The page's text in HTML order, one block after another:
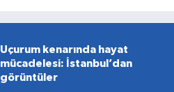
Uçurum kenarında hayat
mücadelesi: İstanbul’dan
görüntüler